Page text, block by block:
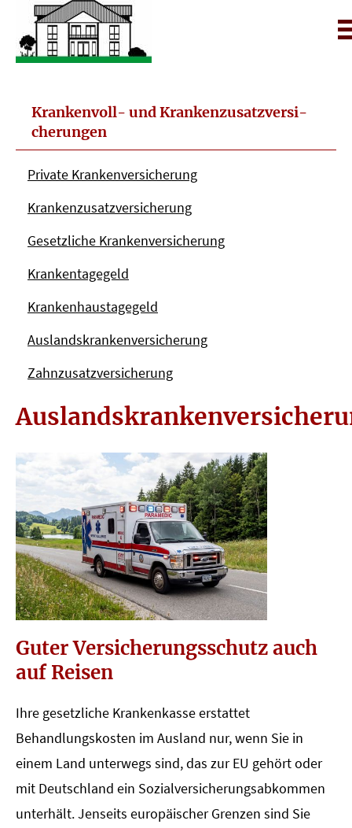
Krankenvoll- und Kranken­zusatz­ver­si­
che­rungen
Private Kranken­ver­si­che­rung
Kranken­zusatz­ver­si­che­rung
Gesetzliche Kranken­ver­si­che­rung
Krankentagegeld
Krankenhaustagegeld
Auslandskrankenversicherung
Zahn­zu­satz­ver­si­che­rung
Guter Versicherungsschutz auch
auf Reisen
Ihre gesetzliche Krankenkasse erstattet
Behandlungskosten im Ausland nur, wenn Sie in
einem Land unterwegs sind, das zur EU gehört oder
mit Deutschland ein Sozialversicherungsabkommen
unterhält. Jenseits europäischer Grenzen sind Sie